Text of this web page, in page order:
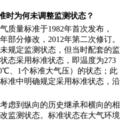
时为何未调整监测状态？
质量标准于1982年首次发布，
部分修改，2012年第二次修订。
规定监测状态，但当时配套的监
态采用标准状态，即温度为273
、1个标准大气压）的状态；此
准中明确规定采用标准状态，沿
虑到纵向的历史继承和横向的相
监测状态。标准状态在大气环境